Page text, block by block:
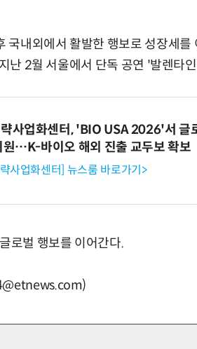
국내외에서 활발한 행보로 성장세를
난 2월 서울에서 단독 공연 '발렌타
사업화센터, 'BIO USA 2026'서 글
원…K-바이오 해외 진출 교두보 확보
사업화센터] 뉴스룸 바로가기>
로벌 행보를 이어간다.